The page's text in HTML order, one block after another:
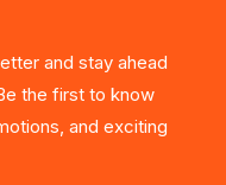
and stay ahead
the first to know
and exciting